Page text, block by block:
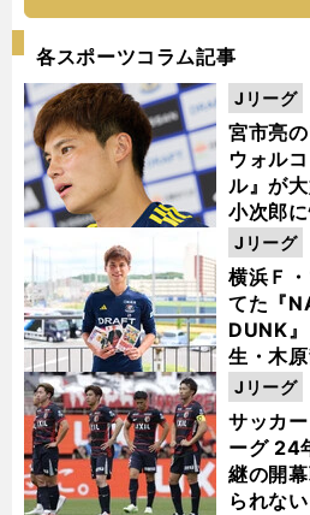
各スポーツコラム記事
宮市亮
ウォル
ル』が
小次郎
Jリーグ
横浜Ｆ
てた『
DUNK
生・木
った
Jリーグ
サッカ
ーグ 24
継の開
られない
Jリーグ